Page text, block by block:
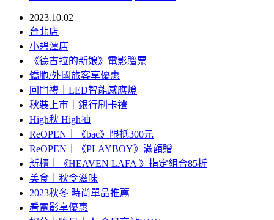
2023.10.02
台北店
小碧潭店
《德古拉的新娘》電影贈票
僑胞/外國旅客享優惠
回門禮｜LED智能感應燈
秋裝上市｜銀行刷卡禮
High秋 High抽
ReOPEN｜《bac》限抵300元
ReOPEN｜《PLAYBOY》滿額贈
新櫃｜《HEAVEN LAFA 》指定組合85折
美食｜秋令滋味
2023秋冬 時尚單品推薦
看電影享優惠